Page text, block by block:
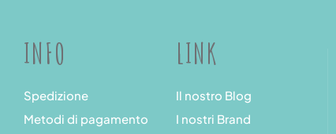
INFO
Spedizione
Metodi di pagamento
LINK
Il nostro Blog
I nostri Brand